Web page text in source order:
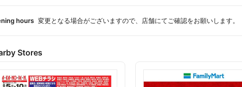
hours 変更となる場合がございますので、店舗にてご確認をお願いします。
Stores